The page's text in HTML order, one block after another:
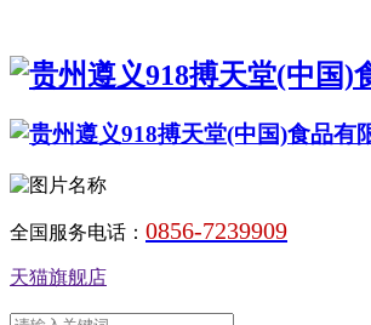
全国服务电话： 0856-7239909
天猫旗舰店